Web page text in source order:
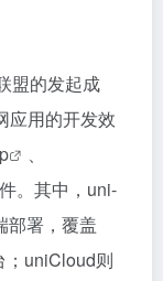
盟的发起成
应用的开发效
、
。其中，uni-
部署，覆盖
；uniCloud则